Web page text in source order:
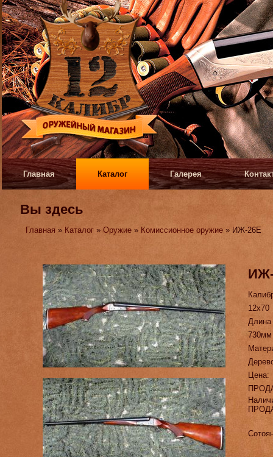
Главная Каталог Галерея
Вы здесь
Главная » Каталог »Оружие » Комиссионное оружие » ИЖ-26Е
12х70
730мм
Цена: